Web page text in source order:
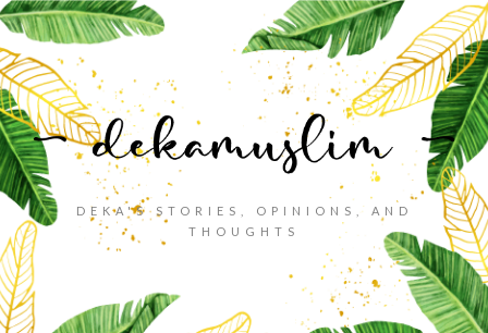
DEKA'S STORIES, OPINIONS, AND
THOUGHTS